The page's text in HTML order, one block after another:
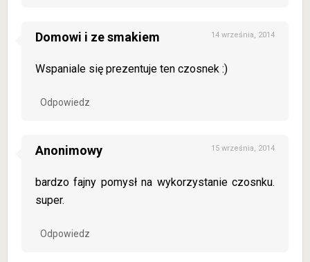
Domowi i ze smakiem 14 września, 2014
Wspaniale się prezentuje ten czosnek :)
Odpowiedz
Anonimowy 15 września, 2014
bardzo fajny pomysł na wykorzystanie czosnku.
super.
Odpowiedz